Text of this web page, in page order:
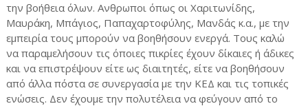
την βοήθεια όλων. Ανθρωποι όπως οι Χαριτωνίδης,
Μαυράκη, Μπάγιος, Παπαχαρτοφύλης, Μανδάς κ.α., με την
εμπειρία τους μπορούν να βοηθήσουν ενεργά. Τους καλώ
να παραμελήσουν τις όποιες πικρίες έχουν δίκαιες ή άδικες
και να επιστρέψουν είτε ως διαιτητές, είτε να βοηθήσουν
από άλλα πόστα σε συνεργασία με την ΚΕΔ και τις τοπικές
ενώσεις. Δεν έχουμε την πολυτέλεια να φεύγουν από το